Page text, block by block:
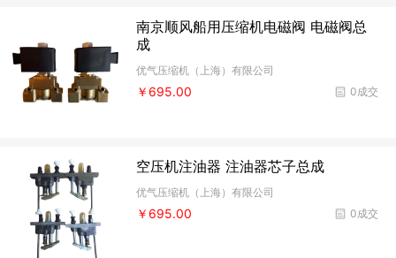
南京顺风船用压缩机电磁阀 电磁阀总
成
优气压缩机（上海）有限公司
0成交
￥695.00
空压机注油器 注油器芯子总成
优气压缩机（上海）有限公司
0成交
￥695.00